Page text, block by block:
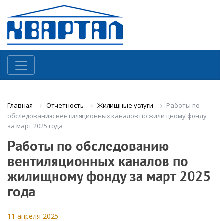
Главная Отчетность Жилищные услуги
Работы по
обследованию вентиляционных каналов по жилищному фонду
за март 2025 года
Работы по обследованию
вентиляционных каналов по
жилищному фонду за март 2025
года
11 апреля 2025